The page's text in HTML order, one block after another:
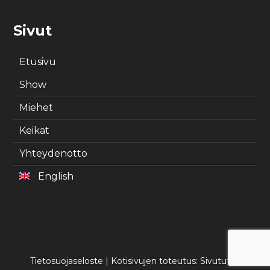
Sivut
Etusivu
Show
Miehet
Keikat
Yhteydenotto
English
Tietosuojaseloste Kotisivujen toteutus: Sivututka